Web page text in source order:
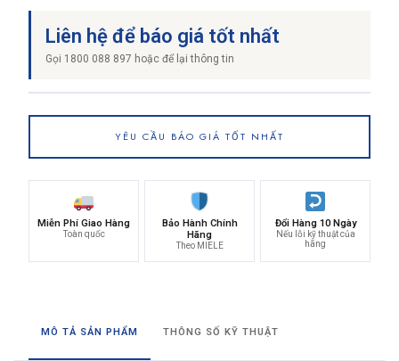
→ GỬI YÊU CẦU BÁO GIÁ
Liên hệ để báo giá tốt nhất
Gọi 1800 088 897 hoặc để lại thông tin
YÊU CẦU BÁO GIÁ TỐT NHẤT
Miễn Phí Giao Hàng
Toàn quốc
Bảo Hành Chính
Hãng
Theo MIELE
Đổi Hàng 10 Ngày
Nếu lỗi kỹ thuật của
hãng
MÔ TẢ SẢN PHẨM THÔNG SỐ KỸ THUẬT